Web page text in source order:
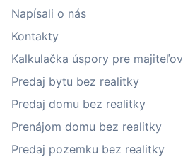
Napísali o nás
Kontakty
Kalkulačka úspory pre majiteľov
Predaj bytu bez realitky
Predaj domu bez realitky
Prenájom domu bez realitky
Predaj pozemku bez realitky